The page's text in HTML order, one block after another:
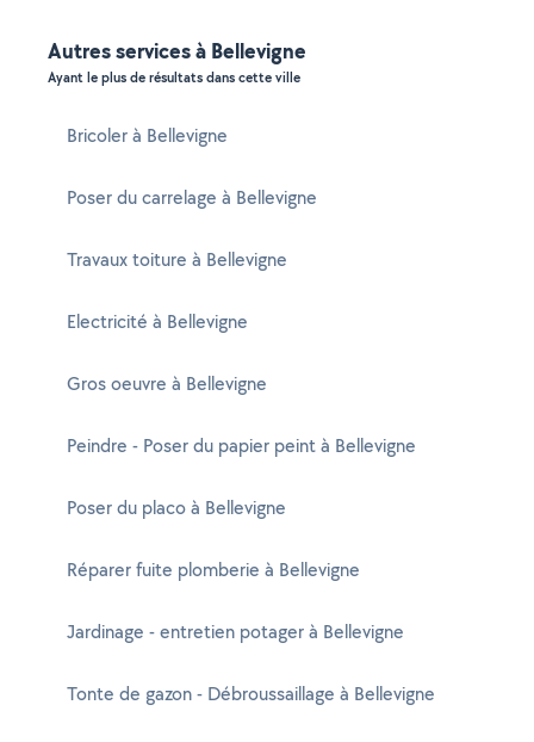
Autres services à Bellevigne
Ayant le plus de résultats dans cette ville
Bricoler à Bellevigne
Poser du carrelage à Bellevigne
Travaux toiture à Bellevigne
Electricité à Bellevigne
Gros oeuvre à Bellevigne
Peindre - Poser du papier peint à Bellevigne
Poser du placo à Bellevigne
Réparer fuite plomberie à Bellevigne
Jardinage - entretien potager à Bellevigne
Tonte de gazon - Débroussaillage à Bellevigne